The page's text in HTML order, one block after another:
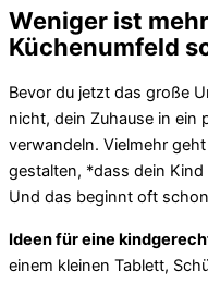
Weniger ist
Küchenumfeld
Bevor du jetzt das große
nicht, dein Zuhause in ein
verwandeln. Vielmehr
gestalten, *dass dein
Und das beginnt oft
Ideen für eine
einem kleinen Tablett,